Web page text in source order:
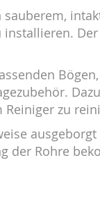
zu
der Rohre